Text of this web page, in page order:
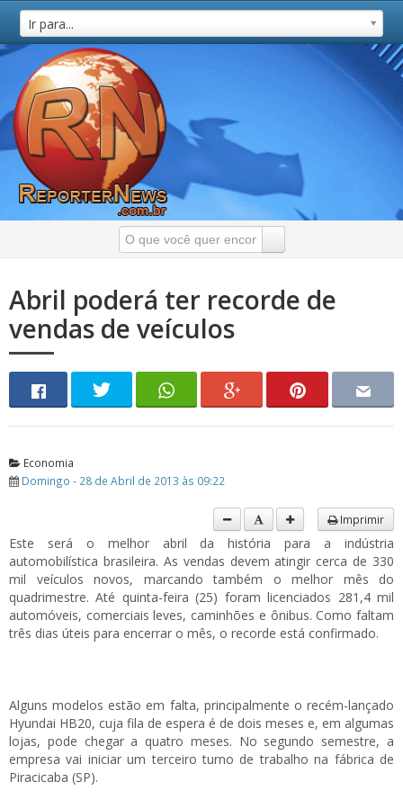
Ir para...
Abril poderá ter recorde de
vendas de veículos
Economia
Domingo - 28 de Abril de 2013 às 09:22
Imprimir
Este será o melhor abril da história para a indústria
automobilística brasileira. As vendas devem atingir cerca de 330
mil veículos novos, marcando também o melhor mês do
quadrimestre. Até quinta-feira (25) foram licenciados 281,4 mil
automóveis, comerciais leves, caminhões e ônibus. Como faltam
três dias úteis para encerrar o mês, o recorde está confirmado.
Alguns modelos estão em falta, principalmente o recém-lançado
Hyundai HB20, cuja fila de espera é de dois meses e, em algumas
lojas, pode chegar a quatro meses. No segundo semestre, a
empresa vai iniciar um terceiro turno de trabalho na fábrica de
Piracicaba (SP).